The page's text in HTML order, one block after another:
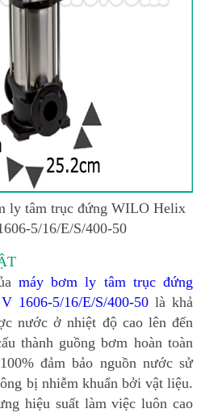
ly tâm trục đứng WILOHelix
5/16/E/S/400-50
máy bơm ly tâm trục đứng
1606-5/16/E/S/400-50 là khả
nước ở nhiệt độ cao lên đến
thành guồng bơm hoàn toàn
đảm bảo nguồn nước sử
bị nhiễm khuẩn bởi vật liệu.
hiệu suất làm việc luôn cao